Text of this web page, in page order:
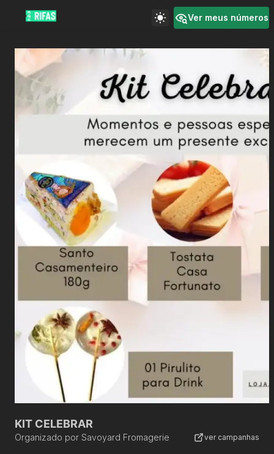
Ver meus números
KIT CELEBRAR
Organizado por Savoyard Fromagerie ver campanhas